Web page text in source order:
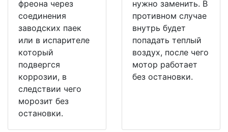
фреона через
соединения
заводских паек
или в испарителе
который
подвергся
коррозии, в
следствии чего
морозит без
остановки.
нужно заменить. В
противном случае
внутрь будет
попадать теплый
воздух, после чего
мотор работает
без остановки.